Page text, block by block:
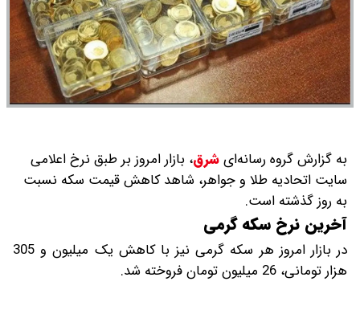
به گزارش گروه رسانه‌ایشرق، بازار امروز بر طبق نرخ اعلامی
سایت اتحادیه طلا و جواهر، شاهد کاهش قیمت‌‌‌‌ سکه نسبت
به روز گذشته است.
آخرین نرخ سکه گرمی
در بازار امروز هر سکه گرمی نیز با کاهش یک میلیون و 305
هزار تومانی، 26 میلیون تومان فروخته شد.